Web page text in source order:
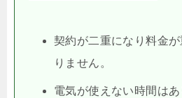
契約が二重になり料金
りません。
電気が使えない時間はあ